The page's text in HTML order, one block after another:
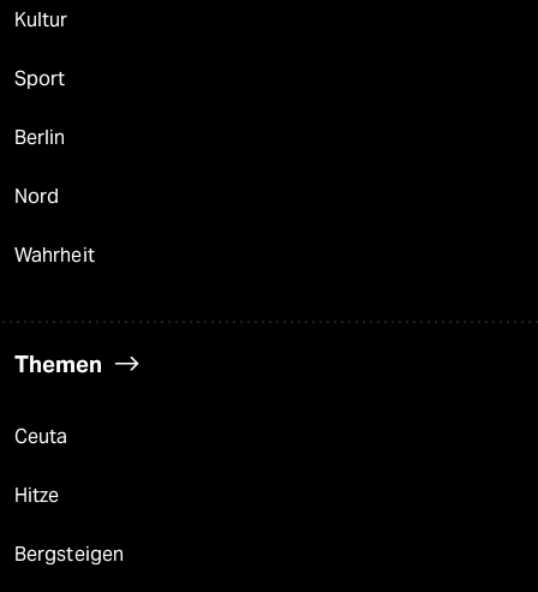
Kultur
Sport
Berlin
Nord
Wahrheit
Themen
Ceuta
Hitze
Bergsteigen